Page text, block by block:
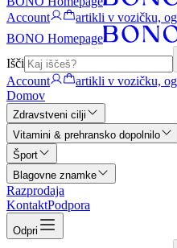
Account
artikli v vozičku,
BONO Homepage
Išči
Account
artikli v vozičku,
Domov
Zdravstveni cilji
Vitamini & prehransko dopolnilo
Šport
Blagovne znamke
Razprodaja
KontaktPodpora
Odpri